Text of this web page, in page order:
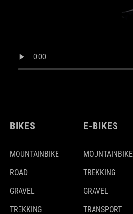
BIKES
MOUNTAINBIKE
ROAD
GRAVEL
TREKKING
E-BIKES
MOUNTAINBIKE
TREKKING
GRAVEL
TRANSPORT